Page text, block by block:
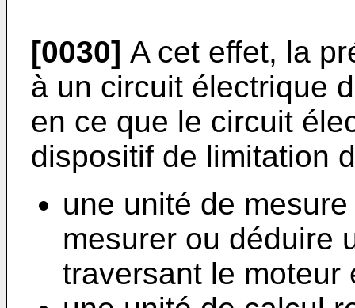
[0030] A cet effet, la
à un circuit électrique
en ce que le circuit
dispositif de limitation
une unité de
mesurer ou déduire
traversant le moteur